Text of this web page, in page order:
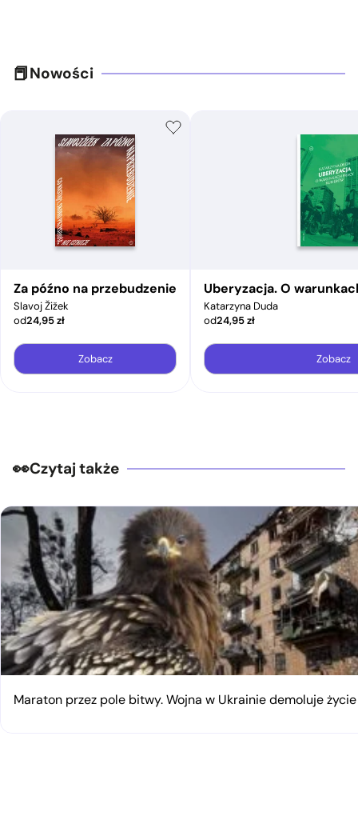
Nowości
Za późno na przebudzenie
Slavoj Žižek
od24,95zł
Zobacz
Uberyzacja. O
Katarzyna Duda
od24,95zł
Zobacz
Czytaj także
Maraton przez pole bitwy. Wojna w Ukrainie demoluje